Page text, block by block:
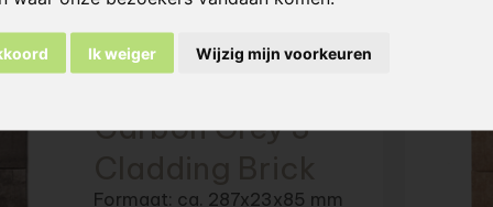
Ik weiger Wijzig mijn voorkeuren
Carbon Grey 3
Formaat: ca. 287x23x85 mm